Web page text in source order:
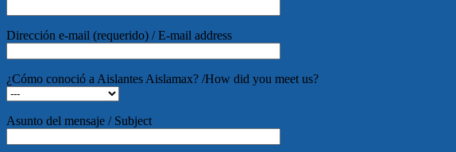
Dirección e-mail (requerido) / E-mail address
¿Cómo conoció a Aislantes Aislamax? /How did you meet us?
Asunto del mensaje / Subject